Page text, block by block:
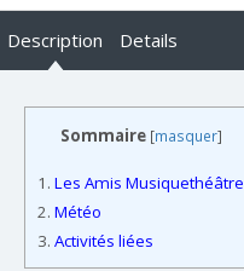
Description Details
Sommaire [masquer]
1. Les Amis Musiquethéâtre
2. Météo
3. Activités liées